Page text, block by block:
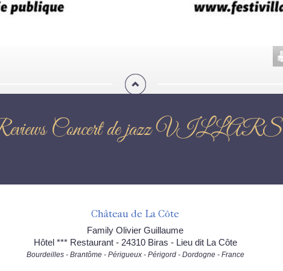
Concert de jazz VILLARS
Château de La Côte
Family Olivier Guillaume
Hôtel *** Restaurant - 24310 Biras - Lieu dit La Côte
Bourdeilles - Brantôme - Périgueux - Périgord - Dordogne - France